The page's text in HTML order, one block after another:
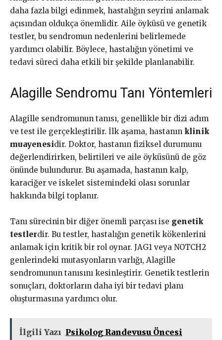
daha fazla bilgi edinmek, hastalığın seyrini anlamak
açısından oldukça önemlidir. Aile öyküsü ve genetik
testler, bu sendromun nedenlerini belirlemede
yardımcı olabilir. Böylece, hastalığın yönetimi ve
tedavi süreci daha etkili bir şekilde planlanabilir.
Alagille Sendromu Tanı Yöntemleri
Alagille sendromunun tanısı, genellikle bir dizi adım
ve test ile gerçekleştirilir. İlk aşama, hastanın klinik
muayenesidir. Doktor, hastanın fiziksel durumunu
değerlendirirken, belirtileri ve aile öyküsünü de göz
önünde bulundurur. Bu aşamada, hastanın kalp,
karaciğer ve iskelet sistemindeki olası sorunlar
hakkında bilgi toplanır.
Tanı sürecinin bir diğer önemli parçası ise genetik
testlerdir. Bu testler, hastalığın genetik kökenlerini
anlamak için kritik bir rol oynar. JAG1 veya NOTCH2
genlerindeki mutasyonların varlığı, Alagille
sendromunun tanısını kesinleştirir. Genetik testlerin
sonuçları, doktorların daha iyi bir tedavi planı
oluşturmasına yardımcı olur.
İlgili Yazı Psikolog Randevusu Öncesi